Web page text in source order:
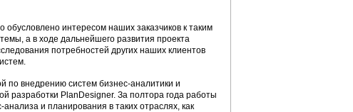
обусловлено интересом наших заказчиков к таким
а в ходе дальнейшего развития проекта
потребностей других наших клиентов
по внедрению систем бизнес-аналитики и
разработки PlanDesigner. За полтора года работы
и планирования в таких отраслях, как